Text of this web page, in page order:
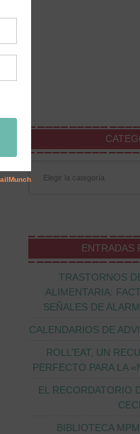
ENTRADAS
TRASTORNOS
ALIMENTARIA:
SEÑALES DE
CALENDARIOS DE
ROLL’EAT, UN
PERFECTO PARA LA
EL RECORDATORIO
BIBLIOTECA